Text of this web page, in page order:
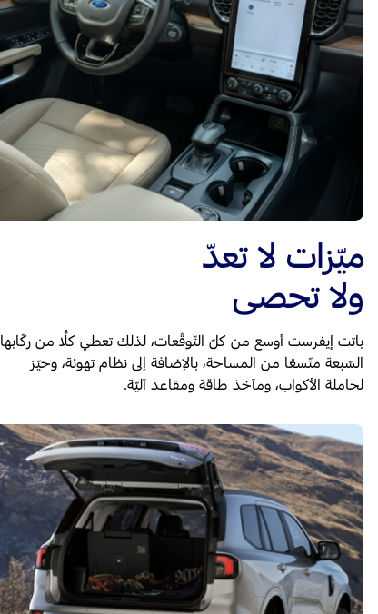
ميّزات لا تعدّ
ولا تحصى
باتت إيفرست أوسع من كلّ التّوقّعات، لذلك تعطي كلًّا من ركّابها
السّبعة متّسعًا من المساحة، بالإضافة إلى نظام تهوئة، وحيّز
لحاملة الأكواب، ومآخذ طاقة ومقاعد آليّة.